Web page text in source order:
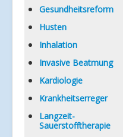
Gesundheitsreform
Husten
Inhalation
Invasive Beatmung
Kardiologie
Krankheitserreger
Langzeit-
Sauerstofftherapie